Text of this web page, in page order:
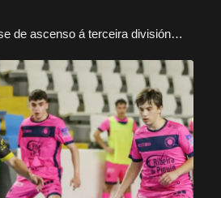
de ascenso á terceira división…